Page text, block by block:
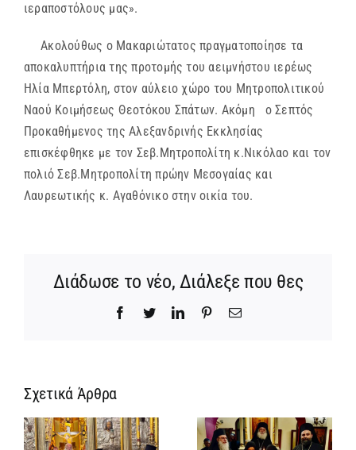
ιεραποστόλους μας».
Ακολούθως ο Μακαριώτατος πραγματοποίησε τα
αποκαλυπτήρια της προτομής του αειμνήστου ιερέως
Ηλία Μπερτόλη, στον αύλειο χώρο του Μητροπολιτικού
Ναού Κοιμήσεως Θεοτόκου Σπάτων. Ακόμη ο Σεπτός
Προκαθήμενος της Αλεξανδρινής Εκκλησίας
επισκέφθηκε με τον Σεβ.Μητροπολίτη κ.Νικόλαο και τον
πολιό Σεβ.Μητροπολίτη πρώην Μεσογαίας και
Λαυρεωτικής κ. Αγαθόνικο στην οικία του.
Διάδωσε το νέο, Διάλεξε που θες
Facebook
TwitterLinkedInPinterestEmail
Σχετικά ΆρθραΊδρυση
Γυναικείας
Ιεράς